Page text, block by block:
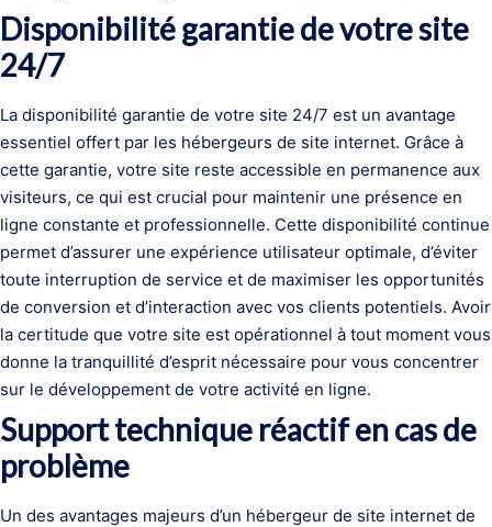
Disponibilité garantie de votre site
24/7
La disponibilité garantie de votre site 24/7 est un avantage
essentiel offert par les hébergeurs de site internet. Grâce à
cette garantie, votre site reste accessible en permanence aux
visiteurs, ce qui est crucial pour maintenir une présence en
ligne constante et professionnelle. Cette disponibilité continue
permet d’assurer une expérience utilisateur optimale, d’éviter
toute interruption de service et de maximiser les opportunités
de conversion et d’interaction avec vos clients potentiels. Avoir
la certitude que votre site est opérationnel à tout moment vous
donne la tranquillité d’esprit nécessaire pour vous concentrer
sur le développement de votre activité en ligne.
Support technique réactif en cas de
problème
Un des avantages majeurs d’un hébergeur de site internet de